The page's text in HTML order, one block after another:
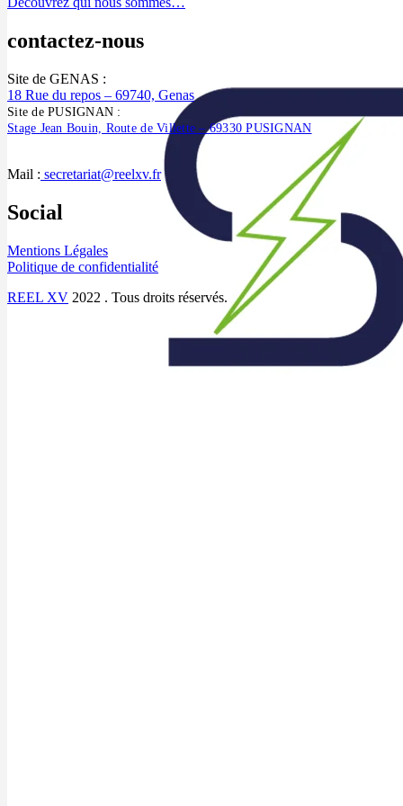
contactez-nous
Site de GENAS :
18 Rue du repos – 69740, Genas
Site de PUSIGNAN :
Stage Jean Bouin, Route de Villette – 69330 PUSIGNAN
Mail : secretariat@reelxv.fr
Social
Mentions Légales
Politique de confidentialité
REEL XV 2022 . Tous droits réservés.